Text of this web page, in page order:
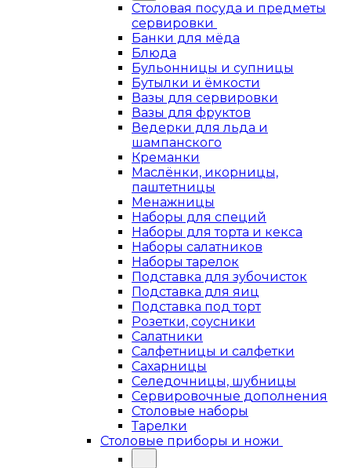
Столовая посуда и предметы
сервировки
Банки для мёда
Блюда
Бульонницы и супницы
Бутылки и ёмкости
Вазы для сервировки
Вазы для фруктов
Ведерки для льда и
шампанского
Креманки
Маслёнки, икорницы,
паштетницы
Менажницы
Наборы для специй
Наборы для торта и кекса
Наборы салатников
Наборы тарелок
Подставка для зубочисток
Подставка для яиц
Подставка под торт
Розетки, соусники
Салатники
Салфетницы и салфетки
Сахарницы
Селедочницы, шубницы
Сервировочные дополнения
Столовые наборы
Тарелки
Столовые приборы и ножи